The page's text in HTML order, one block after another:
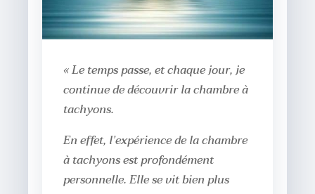
« Le temps passe, et chaque jour, je
continue de découvrir la chambre à
tachyons.
En effet, l’expérience de la chambre
à tachyons est profondément
personnelle. Elle se vit bien plus